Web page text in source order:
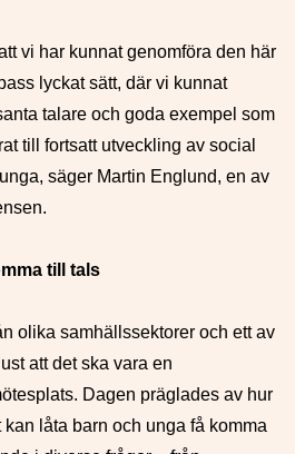
vi har kunnat genomföra den här
lyckat sätt, där vi kunnat
talare och goda exempel som
till fortsatt utveckling av social
säger Martin Englund, en av
till tals
olika samhällssektorer och ett av
att det ska vara en
Dagen präglades av hur
låta barn och unga få komma